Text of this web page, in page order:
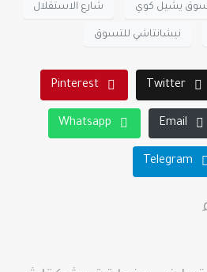
يشيل كوي شارع الاستقلال
نيشانتاشي للتسوق
Twitter
Pinterest
Email
Whatsapp
Telegram